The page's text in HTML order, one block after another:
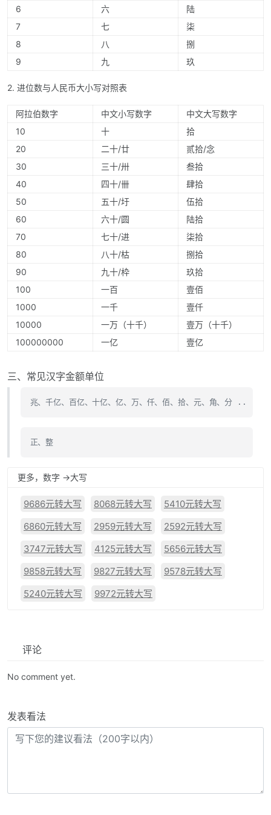
6
六
陆
7
七
柒
8
八
捌
9
九 玖
2. 进位数与人民币大小写对照表
阿拉伯数字 中文小写数字
中文大写数字
10
十
拾
20
二十/廿
贰拾/念
30
三十/卅
叁拾
40
四十/卌
肆拾
50
五十/圩
伍拾
60
六十/圆
陆拾
70
七十/进
柒拾
80
八十/枯
捌拾
90
九十/枠
玖拾
100
一百
壹佰
1000
一千
壹仟
10000
一万（十千）
壹万（十千）
100000000
一亿 壹亿
三、常见汉字金额单位
兆、千亿、百亿、十亿、亿、万、仟、佰、拾、元、角、分 ..
正、整
更多，数字 ->大写
9686元转大写 8068元转大写
5410元转大写
6860元转大写
2959元转大写
2592元转大写
3747元转大写
4125元转大写
5656元转大写
9858元转大写
9827元转大写
9578元转大写
5240元转大写
9972元转大写
评论
No comment yet.
发表看法